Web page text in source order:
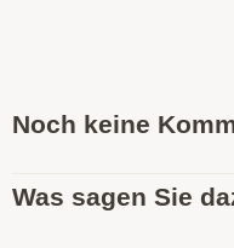
Noch keine
Was sagen Sie